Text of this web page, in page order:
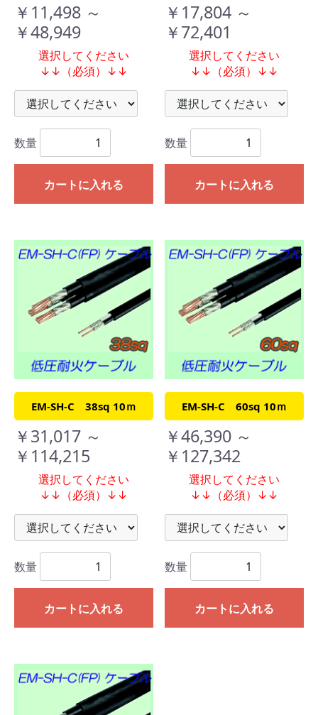
￥11,498 ～
￥48,949
選択してください
↓↓（必須）↓↓
数量
カートに入れる
￥17,804 ～
￥72,401
選択してください
↓↓（必須）↓↓
数量
カートに入れる
EM-SH-C 38sq 10ｍ
￥31,017 ～
￥114,215
選択してください
↓↓（必須）↓↓
数量
カートに入れる
EM-SH-C 60sq 10ｍ
￥46,390 ～
￥127,342
選択してください
↓↓（必須）↓↓
数量
カートに入れる